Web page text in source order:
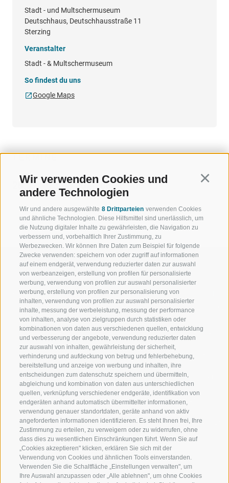
Wir verwenden Cookies und
andere Technologien
Wir und andere ausgewählte 8 Drittparteien verwenden Cookies
und ähnliche Technologien. Diese Hilfsmittel sind unerlässlich, um
die Nutzung digitaler Inhalte zu gewährleisten, die Navigation zu
verbessern und, vorbehaltlich Ihrer Zustimmung, zu
Werbezwecken. Wir können Ihre Daten zum Beispiel für folgende
Zwecke verwenden: speichern von oder zugriff auf informationen
auf einem endgerät, verwendung reduzierter daten zur auswahl
von werbeanzeigen, erstellung von profilen für personalisierte
werbung, verwendung von profilen zur auswahl personalisierter
werbung, erstellung von profilen zur personalisierung von
inhalten, verwendung von profilen zur auswahl personalisierter
inhalte, messung der werbeleistung, messung der performance
von inhalten, analyse von zielgruppen durch statistiken oder
kombinationen von daten aus verschiedenen quellen, entwicklung
und verbesserung der angebote, verwendung reduzierter daten
zur auswahl von inhalten, gewährleistung der sicherheit,
verhinderung und aufdeckung von betrug und fehlerbehebung,
bereitstellung und anzeige von werbung und inhalten, ihre
entscheidungen zum datenschutz speichern und übermitteln,
abgleichung und kombination von daten aus unterschiedlichen
quellen, verknüpfung verschiedener endgeräte, identifikation von
endgeräten anhand automatisch übermittelter informationen,
verwendung genauer standortdaten, geräte anhand von aktiv
angeforderten informationen identifizieren. Es steht Ihnen frei, Ihre
Zustimmung zu erteilen, zu verweigern oder zu widerrufen, ohne
dass dies zu wesentlichen Einschränkungen führt. Wenn Sie auf
„Cookies akzeptieren" klicken, erklären Sie sich mit der
Verwendung von Cookies und ähnlichen Tools einverstanden.
Verwenden Sie die Schaltfläche „Einstellungen verwalten", um
Ihre Auswahl anzupassen oder „Alle ablehnen", um ohne Cookies
Stadt - und Multschermuseum
Deutschhaus, Deutschhausstraße 11
Sterzing
Veranstalter
Stadt - & Multschermuseum
So findest du uns
Google Maps
28.07. - 25.08.2026 08:30 - 09:45
WILLKOMMEN IN DER
FERIENREGION RATSCHINGS
JAUFENTAL
RATSCHINGS
RIDNAUNTAL
BERGBAHNEN
SKISCHULE RATSCHINGS
LUISL'S SKISCHULE IN RATSCHINGS
SPORT UND
MENGE
SKIFAHREN
WANDERN
HOCHALPINE
BIKEN
LANGLAUFEN